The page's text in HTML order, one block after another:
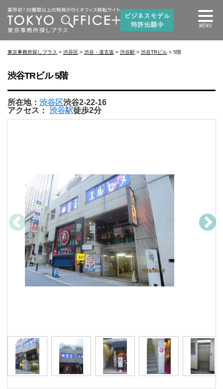
東京事務所探しプラス > 渋谷区 > 渋谷・道玄坂 > 渋谷駅 > 渋谷TRビル > 5階
渋谷TRビル 5階
所在地： 渋谷区渋谷2-22-16
アクセス： 渋谷駅徒歩2分